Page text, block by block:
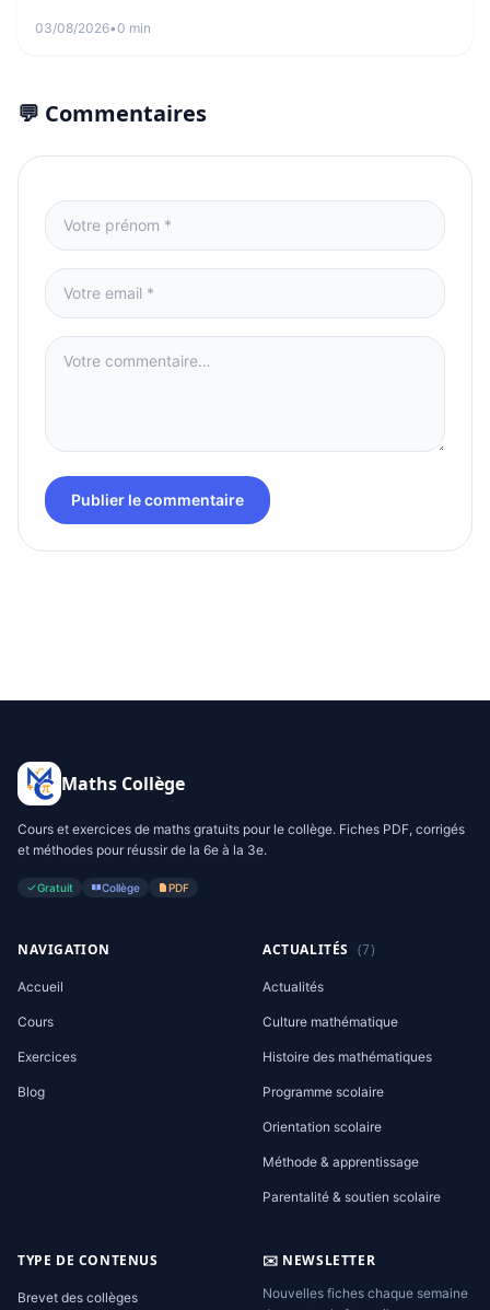
03/08/2026•0 min
💬 Commentaires
Publier le commentaire
Maths Collège
Cours et exercices de maths gratuits pour le collège. Fiches PDF, corrigés
et méthodes pour réussir de la 6e à la 3e.
Gratuit Collège PDF
NAVIGATION
Accueil
Cours
Exercices
Blog
ACTUALITÉS (7)
Actualités
Culture mathématique
Histoire des mathématiques
Programme scolaire
Orientation scolaire
Méthode & apprentissage
Parentalité & soutien scolaire
TYPE DE CONTENUS
Brevet des collèges
✉️ NEWSLETTER
Nouvelles fiches chaque semaine